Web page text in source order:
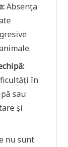
Absența
în
sau
și
nu sunt